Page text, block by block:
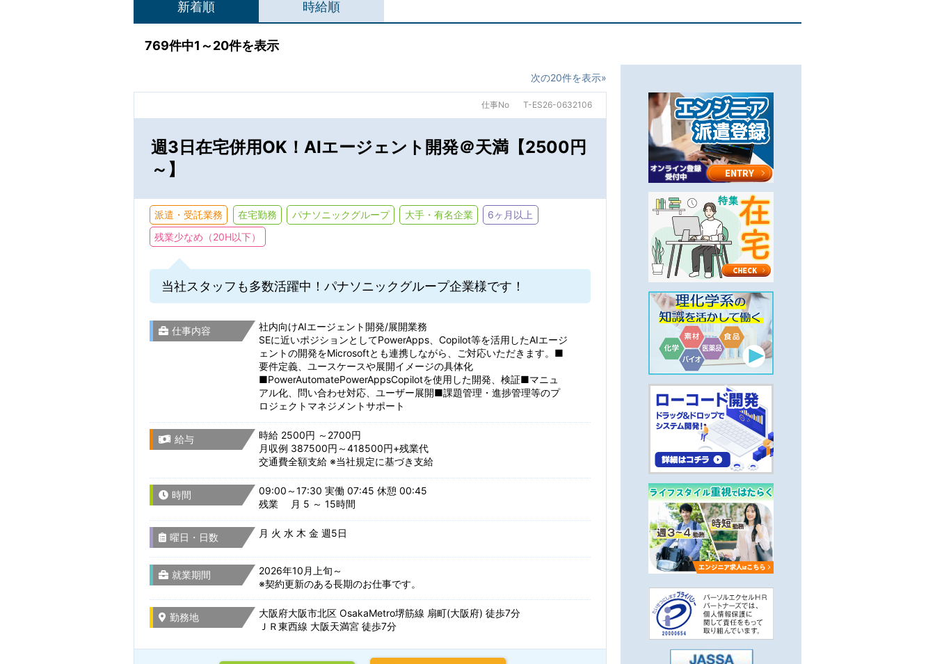
通勤時間・駅・路線から探す
通勤時間から検索
駅名から検索
職種を選ぶ
組込み・制御系ソフトウェア開発 設計開発・試作・実験（電気・電子系）
設計開発・試作・実験（機械系） 生産技術・製造技術・品質管理
テスト・評価
こだわりの条件を選ぶ
パナソニックグループ
大手・有名企業
語学力を活かせる
主要技術で探す Java PHP
検索条件を更新する
新着順 時給順
769件中1～20件を表示
次の20件を表示»
仕事No T-ES26-0632106
週3日在宅併用OK！AIエージェント開発＠天満【2500円
～】
派遣・受託業務 在宅勤務 パナソニックグループ 大手・有名企業
6ヶ月以上
残業少なめ（20H以下）
当社スタッフも多数活躍中！パナソニックグループ企業様です！
仕事内容
社内向けAIエージェント開発/展開業務
SEに近いポジションとしてPowerApps、Copilot等を活用したAIエージ
ェントの開発をMicrosoftとも連携しながら、ご対応いただきます。■
要件定義、ユースケースや展開イメージの具体化
■PowerAutomatePowerAppsCopilotを使用した開発、検証■マニュ
アル化、問い合わせ対応、ユーザー展開■課題管理・進捗管理等のプ
ロジェクトマネジメントサポート
給与
時給 2500円 ～2700円
月収例 387500円～418500円+残業代
交通費全額支給 ※当社規定に基づき支給
時間
09:00～17:30 実働 07:45 休憩 00:45
残業 月 5 ～ 15時間
曜日・日数 月 火 水 木 金 週5日
就業期間
2026年10月上旬～
※契約更新のある長期のお仕事です。
勤務地
大阪府大阪市北区 OsakaMetro堺筋線 扇町(大阪府) 徒歩7分
ＪＲ東西線 大阪天満宮 徒歩7分